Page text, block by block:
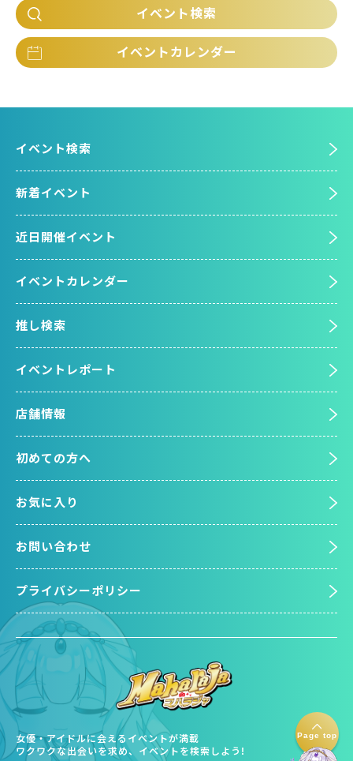
Page top
イベント検索
イベントカレンダー
女優・アイドルに会えるイベントが満載
ワクワクな出会いを求め、イベントを検索しよう!
イベント検索
新着イベント
近日開催イベント
イベントカレンダー
推し検索
イベントレポート
店舗情報
初めての方へ
お気に入り
お問い合わせ
プライバシーポリシー